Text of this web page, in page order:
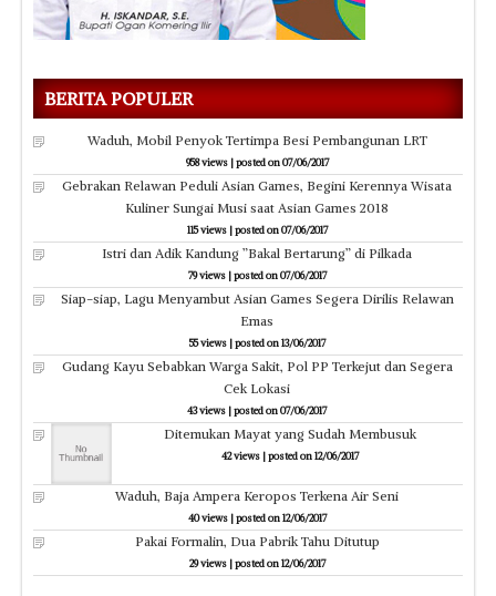
BERITA POPULER
Waduh, Mobil Penyok Tertimpa Besi Pembangunan LRT
958 views|posted on 07/06/2017
Gebrakan Relawan Peduli Asian Games, Begini Kerennya Wisata
Kuliner Sungai Musi saat Asian Games 2018
115 views|posted on 07/06/2017
Istri dan Adik Kandung ”Bakal Bertarung” di Pilkada
79 views|posted on 07/06/2017
Siap-siap, Lagu Menyambut Asian Games Segera Dirilis Relawan
Emas
55 views|posted on 13/06/2017
Gudang Kayu Sebabkan Warga Sakit, Pol PP Terkejut dan Segera
Cek Lokasi
43 views |posted on 07/06/2017
Ditemukan Mayat yang Sudah Membusuk
42 views |posted on 12/06/2017
Waduh, Baja Ampera Keropos Terkena Air Seni
40 views|posted on 12/06/2017
Pakai Formalin, Dua Pabrik Tahu Ditutup
29 views|posted on 12/06/2017